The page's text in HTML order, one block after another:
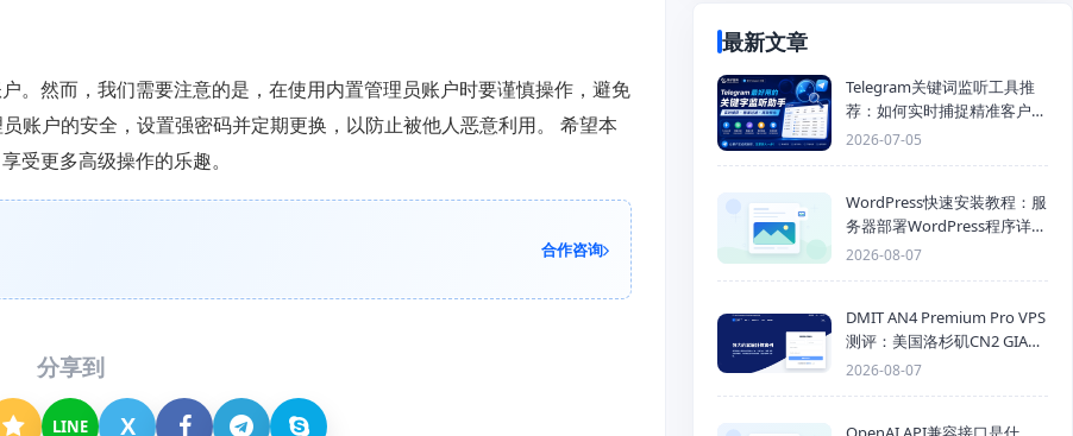
。然而，我们需要注意的是，在使用内置管理员账户时要谨慎操作，避免
账户的安全，设置强密码并定期更换，以防止被他人恶意利用。 希望本
受更多高级操作的乐趣。
合作咨询
分享到
LINE X
最新文章
Telegram关键词监听工具推
荐：如何实时捕捉精准客户，
提高获客效率？
2026-07-05
WordPress快速安装教程：服
务器部署WordPress程序详细
步骤
2026-08-07
DMIT AN4 Premium Pro VPS
测评：美国洛杉矶CN2 GIA三
网优化线路性能测试
2026-08-07